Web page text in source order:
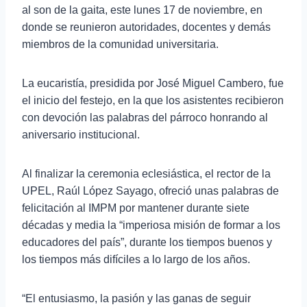
al son de la gaita, este lunes 17 de noviembre, en
donde se reunieron autoridades, docentes y demás
miembros de la comunidad universitaria.
La eucaristía, presidida por José Miguel Cambero, fue
el inicio del festejo, en la que los asistentes recibieron
con devoción las palabras del párroco honrando al
aniversario institucional.
Al finalizar la ceremonia eclesiástica, el rector de la
UPEL, Raúl López Sayago, ofreció unas palabras de
felicitación al IMPM por mantener durante siete
décadas y media la “imperiosa misión de formar a los
educadores del país”, durante los tiempos buenos y
los tiempos más difíciles a lo largo de los años.
“El entusiasmo, la pasión y las ganas de seguir